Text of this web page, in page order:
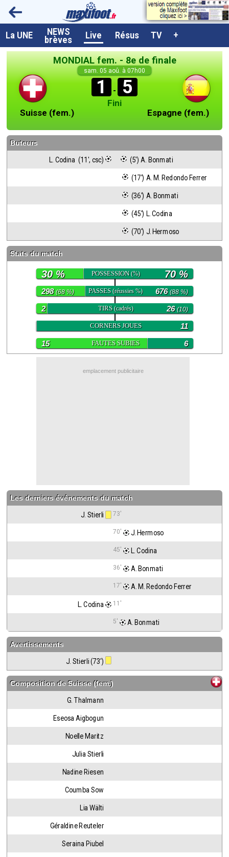
La UNE NEWS
brèves Live Résus TV +
MONDIAL fem. - 8e de finale
sam. 05 aoû. à 07h00
1 - 5
Fini
Suisse (fem.)
Espagne (fem.)
Buteurs
L. Codina  (11', csc) (5') A. Bonmati
(17') A. M. Redondo Ferrer
(36') A. Bonmati
(45') L. Codina
(70') J. Hermoso
Stats du match
POSSESSION(%)
30 % 70 %
PASSES(réussies %)
298(68 %) 676(88 %)
TIRS(cadrés)
2 26(10)
CORNERS JOUES 11
FAUTES SUBIES
15 6
emplacement publicitaire
Les derniers événements du match
J. Stierli 73'
70' J. Hermoso
45' L. Codina
36' A. Bonmati
17' A. M. Redondo Ferrer
L. Codina 11'
5' A. Bonmati
Avertissements
J. Stierli (73')
Composition deSuisse (fem.)
G. Thalmann
Eseosa Aigbogun
Noelle Maritz
Julia Stierli
Nadine Riesen
Coumba Sow
Lia Wälti
Géraldine Reuteler
Seraina Piubel
A la UNE
Dernières brèves
Live / Matchs en direct
Résultats et Classements
Class. buteurs européens
Programme TV foot
Vidéos
Tableau transferts L1
Taille de la police
Paramètrages / Options
Contact / Signaler un bug
Recrutement Maxifoot
Mentions légales
site web Maxifoot.fr